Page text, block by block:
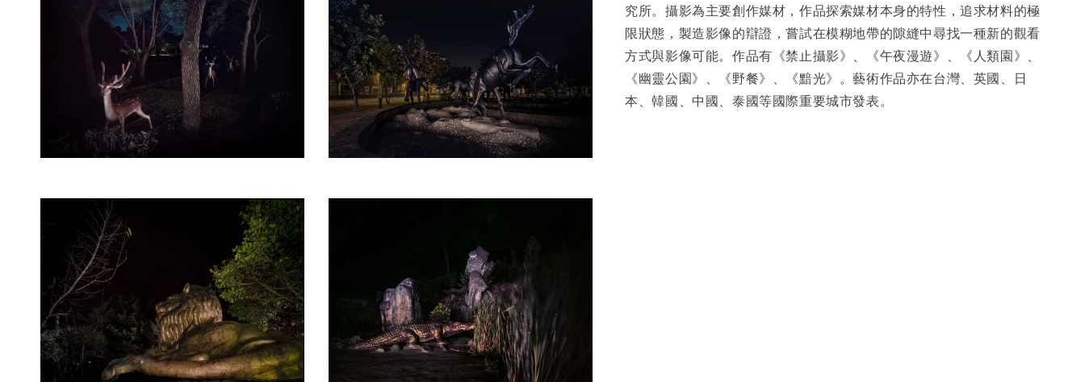
究所。攝影為主要創作媒材，作品探索媒材本身的特性，追求材料的極
限狀態，製造影像的辯證，嘗試在模糊地帶的隙縫中尋找一種新的觀看
方式與影像可能。作品有《禁止攝影》、《午夜漫遊》、《人類園》、
《幽靈公園》、《野餐》、《黯光》。藝術作品亦在台灣、英國、日
本、韓國、中國、泰國等國際重要城市發表。